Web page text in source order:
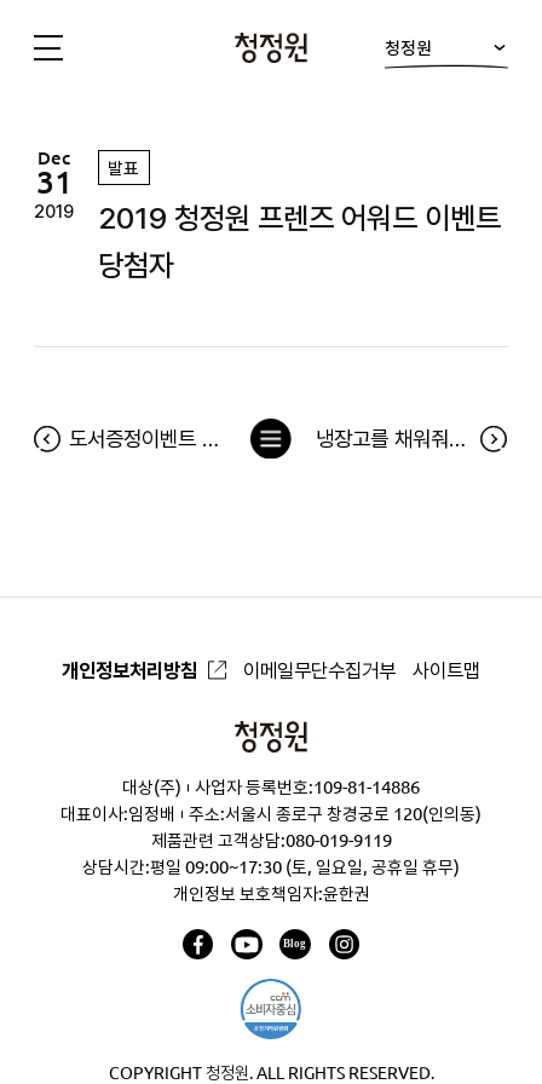
청정원
Dec
31
2019
발표
2019 청정원 프렌즈 어워드 이벤트
당첨자
도서증정이벤트 <우아한 승부사> 당첨자 냉장고를 채워줘 154차 당첨자(12월 23일~12월 29일) 및 12월 베스트 당첨후기
목
개인정보처리방침 이메일무단수집거부 사이트맵
청
원
대상(주)
사업자 등록번호:109-81-14886
대표이사:임정배
주소:서울시 종로구 창경궁로 120(인의동)
제품관련 고객상담:080-019-9119
상담시간:평일 09:00~17:30 (토, 일요일, 공휴일 휴무)
개인정보 보호책임자:윤한권
COPYRIGHT 청정원. ALL RIGHTS RESERVED.